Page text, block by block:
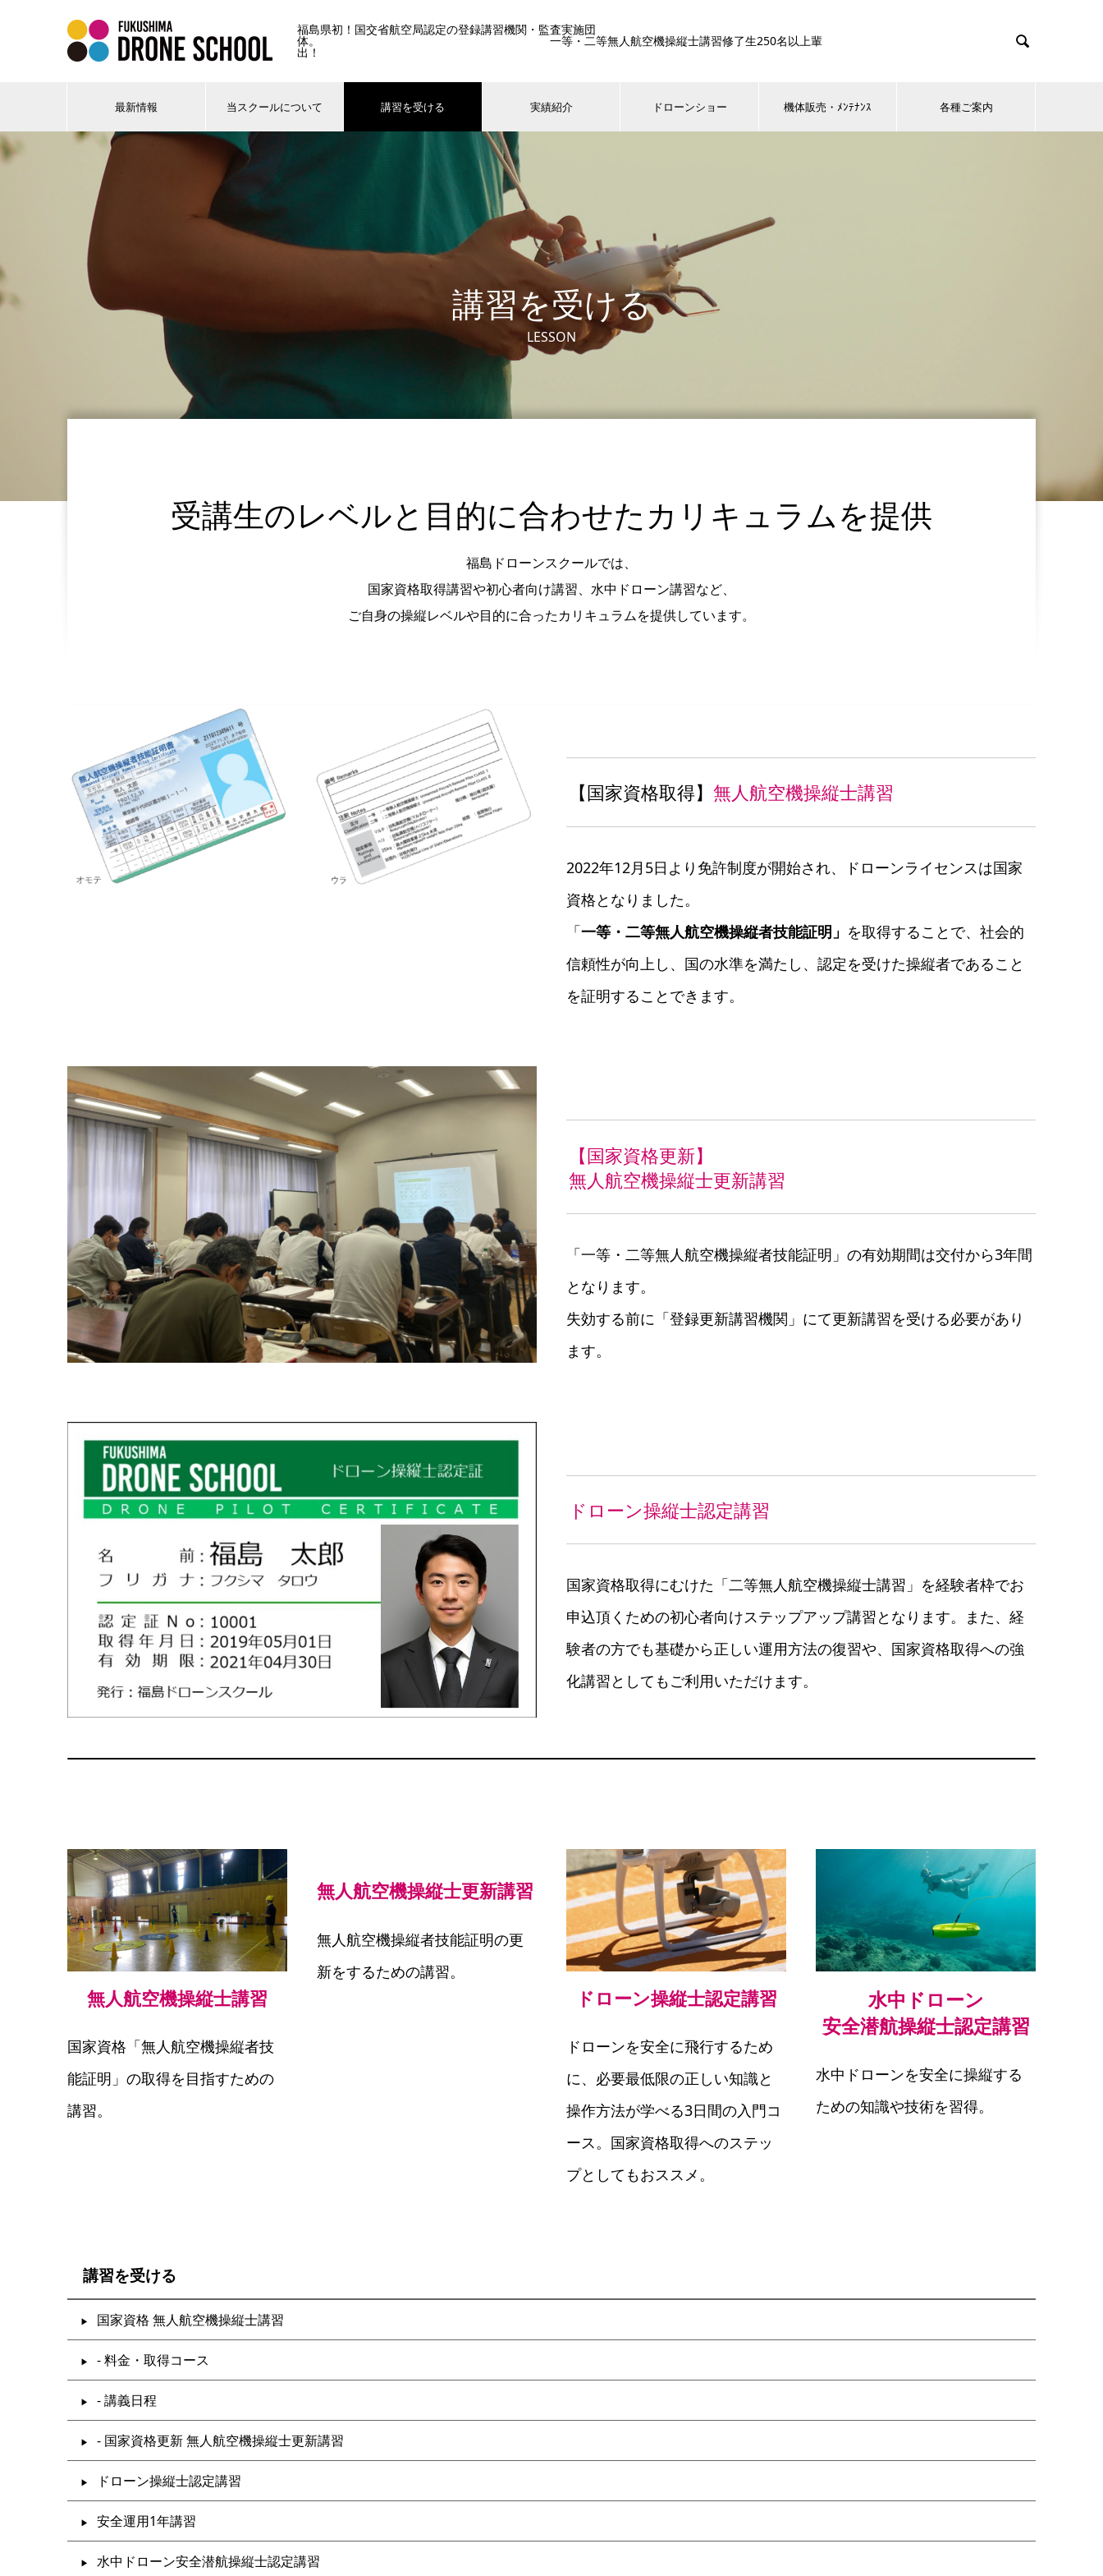
福島県初！国交省航空局認定の登録講習機関・監査実施団
体。 一等・二等無人航空機操縦士講習修了生250名以上輩
出！

最新情報 当スクールについて 講習を受ける 実績紹介 ドローンショー 機体販売・ﾒﾝﾃﾅﾝｽ 各種ご案内
講習を受ける
LESSON
受講生のレベルと目的に合わせたカリキュラムを提供
福島ドローンスクールでは、
国家資格取得講習や初心者向け講習、水中ドローン講習など、
ご自身の操縦レベルや目的に合ったカリキュラムを提供しています。
【国家資格取得】無人航空機操縦士講習
2022年12月5日より免許制度が開始され、ドローンライセンスは国家
資格となりました。
「一等・二等無人航空機操縦者技能証明」 を取得することで、社会的
信頼性が向上し、国の水準を満たし、認定を受けた操縦者であること
を証明することできます。
【国家資格更新】
無人航空機操縦士更新講習
「一等・二等無人航空機操縦者技能証明」の有効期間は交付から3年間
となります。
失効する前に「登録更新講習機関」にて更新講習を受ける必要があり
ます。
ドローン操縦士認定講習
国家資格取得にむけた「二等無人航空機操縦士講習」を経験者枠でお
申込頂くための初心者向けステップアップ講習となります。また、経
験者の方でも基礎から正しい運用方法の復習や、国家資格取得への強
化講習としてもご利用いただけます。
無人航空機操縦士講習
国家資格「無人航空機操縦者技
能証明」の取得を目指すための
講習。
無人航空機操縦士更新講習
無人航空機操縦者技能証明の更
新をするための講習。
ドローン操縦士認定講習
ドローンを安全に飛行するため
に、 必要最低限の正しい知識と
操作方法が学べる3日間の入門コ
ース。国家資格取得へのステッ
プとしてもおススメ。
水中ドローン
安全潜航操縦士認定講習
水中ドローンを安全に操縦する
ための知識や技術を習得。
講習を受ける
国家資格 無人航空機操縦士講習
- 料金・取得コース
- 講義日程
- 国家資格更新 無人航空機操縦士更新講習
ドローン操縦士認定講習
安全運用1年講習
水中ドローン安全潜航操縦士認定講習